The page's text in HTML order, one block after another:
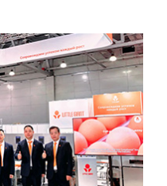
络绎不绝的参观者。